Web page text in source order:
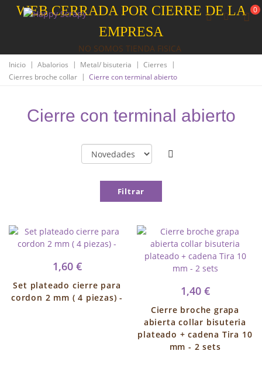
WEB CERRADA POR CIERRE DE LA
EMPRESA
NO SOMOS TIENDA FISICA
0
Inicio | Abalorios | Metal/ bisuteria | Cierres
|
Cierres broche collar | Cierre con terminal abierto
Cierre con terminal abierto
Filtrar
1,60 €
Set plateado cierre para
cordon 2 mm ( 4 piezas) -
1,40 €
Cierre broche grapa
abierta collar bisuteria
plateado + cadena Tira 10
mm - 2 sets